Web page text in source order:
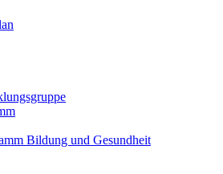
Bildung und Gesundheit